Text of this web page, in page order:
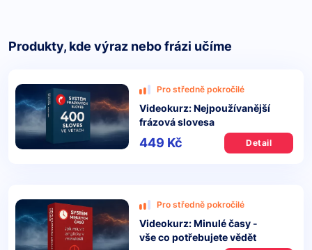
Produkty, kde výraz nebo frázi učíme
Pro středně pokročilé
Videokurz: Nejpoužívanější
frázová slovesa
449 Kč Detail
Pro středně pokročilé
Videokurz: Minulé časy -
vše co potřebujete vědět